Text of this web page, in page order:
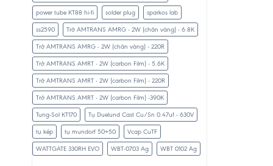
power tube KT88 hi-fi solder plug sparkos lab
ss2590 Trở AMTRANS AMRG - 2W (chân vàng) - 6.8K
Trở AMTRANS AMRG - 2W (chân vàng) - 220R
Trở AMTRANS AMRT - 2W (carbon Film) - 5.6K
Trở AMTRANS AMRT - 2W (carbon Film) - 220R
Trở AMTRANS AMRT - 2W (carbon Film) -390K
Tung-Sol KT170 Tụ Duelund Cast Cu/Sn 0.47uf - 630V
tụ kép tụ mundorf 50+50 Vcap CuTF
WATTGATE 330RH EVO WBT-0703 Ag WBT 0102 Ag